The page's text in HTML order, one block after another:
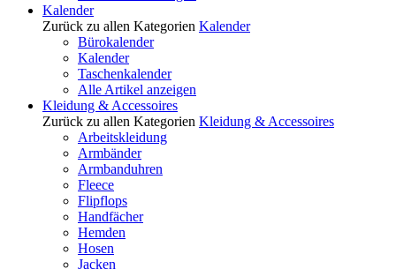
Kalender
Zurück zu allen Kategorien Kalender
Bürokalender
Kalender
Taschenkalender
Alle Artikel anzeigen
Kleidung & Accessoires
Zurück zu allen Kategorien Kleidung & Accessoires
Arbeitskleidung
Armbänder
Armbanduhren
Fleece
Flipflops
Handfächer
Hemden
Hosen
Jacken